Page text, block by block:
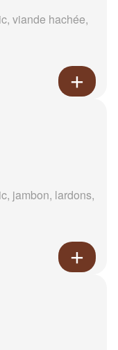
viande hachée,
jambon, lardons,